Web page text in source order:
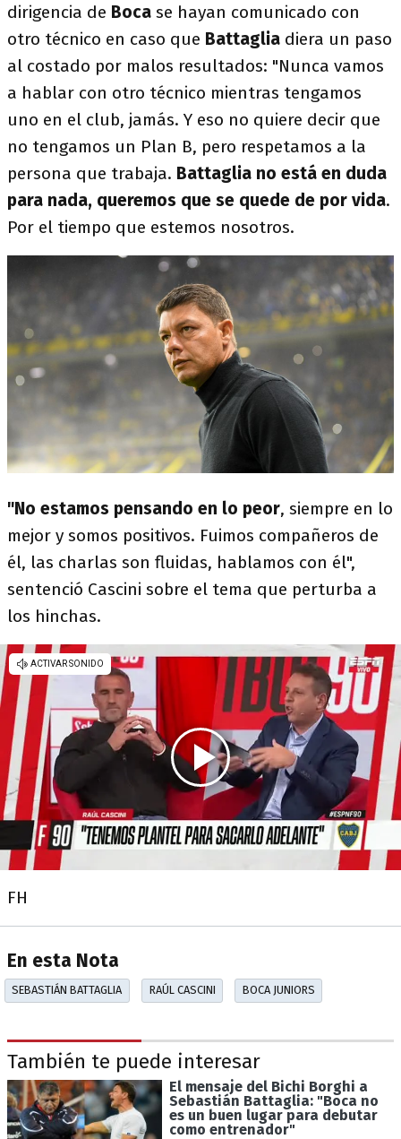
dirigencia de Boca se hayan comunicado con
otro técnico en caso que Battaglia diera un paso
al costado por malos resultados: "Nunca vamos
a hablar con otro técnico mientras tengamos
uno en el club, jamás. Y eso no quiere decir que
no tengamos un Plan B, pero respetamos a la
persona que trabaja. Battaglia no está en duda
para nada, queremos que se quede de por vida.
Por el tiempo que estemos nosotros.
"No estamos pensando en lo peor, siempre en lo
mejor y somos positivos. Fuimos compañeros de
él, las charlas son fluidas, hablamos con él",
sentenció Cascini sobre el tema que perturba a
los hinchas.
FH
En esta Nota
SEBASTIÁN BATTAGLIA RAÚL CASCINI BOCA JUNIORS
También te puede interesar
El mensaje del Bichi Borghi a
Sebastián Battaglia: "Boca no
es un buen lugar para debutar
como entrenador"